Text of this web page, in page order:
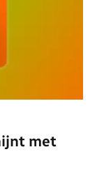
met